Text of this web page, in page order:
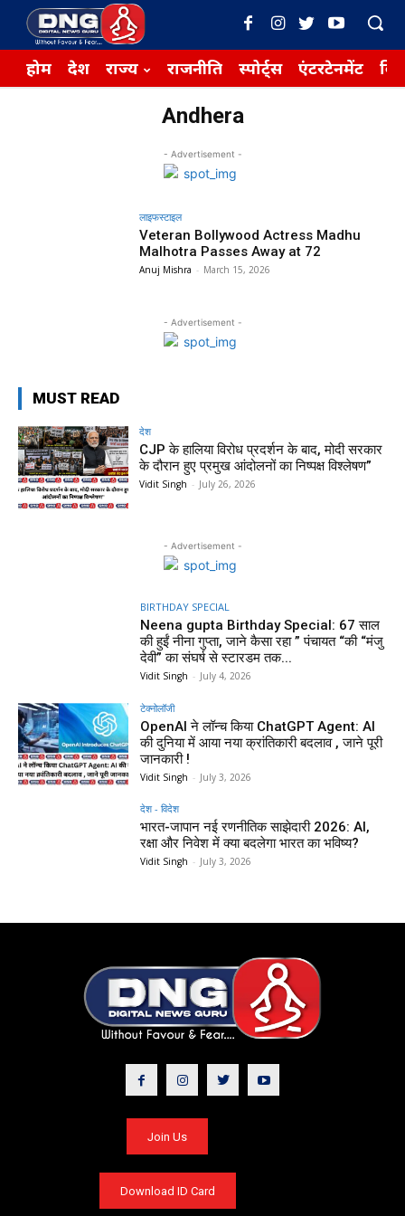
होम देश राज्य राजनीति स्पोर्ट्स एंटरटेनमेंट
Andhera
- Advertisement -
लाइफस्टाइल
Veteran Bollywood Actress Madhu
Malhotra Passes Away at 72
Anuj Mishra - March 15, 2026
- Advertisement -
MUST READ
देश
CJP के हालिया विरोध प्रदर्शन के बाद, मोदी सरकार
के दौरान हुए प्रमुख आंदोलनों का निष्पक्ष विश्लेषण”
Vidit Singh - July 26, 2026
- Advertisement -
BIRTHDAY SPECIAL
Neena gupta Birthday Special: 67 साल
की हुईं नीना गुप्ता, जाने कैसा रहा ” पंचायत “की “मंजु
देवी” का संघर्ष से स्टारडम तक...
Vidit Singh - July 4, 2026
टेक्नोलॉजी
OpenAI ने लॉन्च किया ChatGPT Agent: AI
की दुनिया में आया नया क्रांतिकारी बदलाव , जाने पूरी
जानकारी !
Vidit Singh - July 3, 2026
देश - विदेश
भारत-जापान नई रणनीतिक साझेदारी 2026: AI,
रक्षा और निवेश में क्या बदलेगा भारत का भविष्य?
Vidit Singh - July 3, 2026
Join Us
Download ID Card